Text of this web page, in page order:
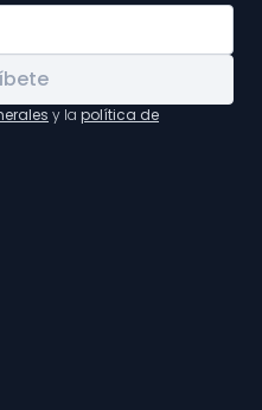
y la política de